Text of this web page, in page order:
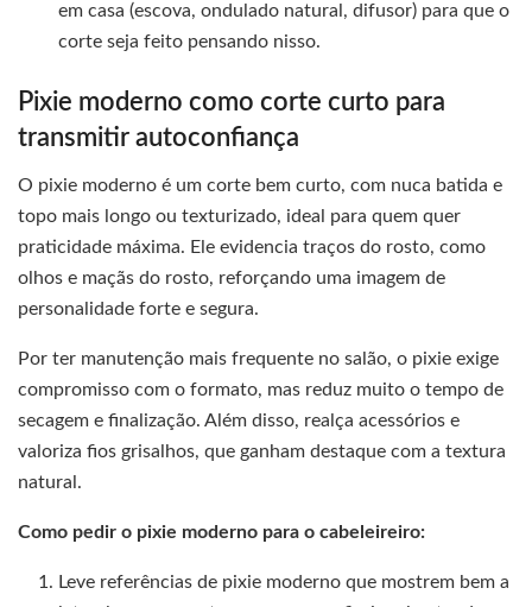
em casa (escova, ondulado natural, difusor) para que o
corte seja feito pensando nisso.
Pixie moderno como corte curto para
transmitir autoconfiança
O pixie moderno é um corte bem curto, com nuca batida e
topo mais longo ou texturizado, ideal para quem quer
praticidade máxima. Ele evidencia traços do rosto, como
olhos e maçãs do rosto, reforçando uma imagem de
personalidade forte e segura.
Por ter manutenção mais frequente no salão, o pixie exige
compromisso com o formato, mas reduz muito o tempo de
secagem e finalização. Além disso, realça acessórios e
valoriza fios grisalhos, que ganham destaque com a textura
natural.
Como pedir o pixie moderno para o cabeleireiro:
Leve referências de pixie moderno que mostrem bem a